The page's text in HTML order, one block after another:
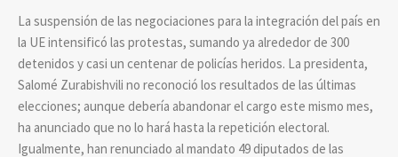
La suspensión de las negociaciones para la integración del país en
la UE intensificó las protestas, sumando ya alrededor de 300
detenidos y casi un centenar de policías heridos. La presidenta,
Salomé Zurabishvili no reconoció los resultados de las últimas
elecciones; aunque debería abandonar el cargo este mismo mes,
ha anunciado que no lo hará hasta la repetición electoral.
Igualmente, han renunciado al mandato 49 diputados de las